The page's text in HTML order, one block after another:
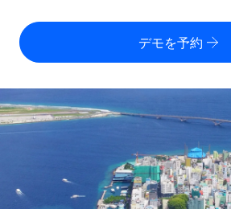
Contractor of Record
世界中の契約社員と法令を遵守して契約
複雑な雇用関連業務を外部委託
インフラ
Remoteを他社と比較
スタートアップ
成長中の企業向けのアジャイルなグロ
リューション
従業員コスト計算ツール
契約社員の報酬計算ツール
グローバルな契約社員向けに、通貨オ
REMOTEで学習
English
Nederlands
Deutsch
ログイン
デモを予約